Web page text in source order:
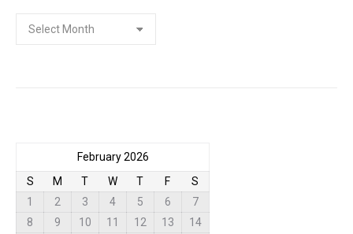
Archives
February 2026
S
M T W T F
S
1
2 3 4 5 6
7
8
9 10 11 12 13 14